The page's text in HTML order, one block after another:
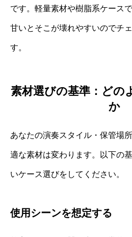
です。軽量素材や樹脂系ケース
甘いとそこが壊れやすいのでチ
す。
素材選びの基準：どの
か
あなたの演奏スタイル・保管場
適な素材は変わります。以下の
いケース選びをしてください。
使用シーンを想定する